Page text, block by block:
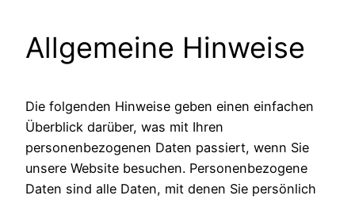
Allgemeine Hinweise
Die folgenden Hinweise geben einen einfachen
Überblick darüber, was mit Ihren
personenbezogenen Daten passiert, wenn Sie
unsere Website besuchen. Personenbezogene
Daten sind alle Daten, mit denen Sie persönlich